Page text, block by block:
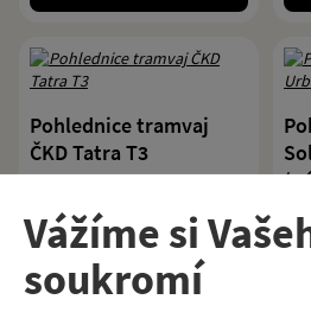
Pohlednice tramvaj
ČKD Tatra T3
Pohlednice s motivem legendární
pražské tramvaje ČKD Tatra T3.
15 Kč
Vážíme si
soukromí